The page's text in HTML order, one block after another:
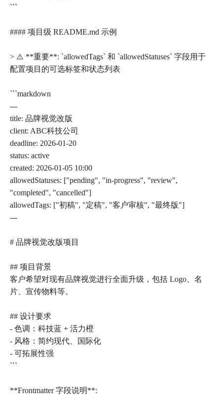
```
#### 项目级 README.md 示例
> ⚠️ **重要**: `allowedTags` 和 `allowedStatuses` 字段用于
配置项目的可选标签和状态列表
```markdown
---
title: 品牌视觉改版
client: ABC科技公司
deadline: 2026-01-20
status: active
created: 2026-01-05 10:00
allowedStatuses: ["pending", "in-progress", "review",
"completed", "cancelled"]
allowedTags: ["初稿", "定稿", "客户审核", "最终版"]
---
# 品牌视觉改版项目
## 项目背景
客户希望对现有品牌视觉进行全面升级，包括 Logo、名
片、宣传物料等。
## 设计要求
- 色调：科技蓝 + 活力橙
- 风格：简约现代、国际化
- 可拓展性强
```
**Frontmatter 字段说明**: